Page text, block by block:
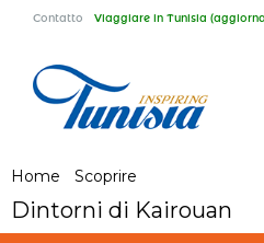
Salta al contenuto principale
Contatto Viaggiare in Tunisia
Tu sei qui
Home Scoprire
Dintorni di Kairouan